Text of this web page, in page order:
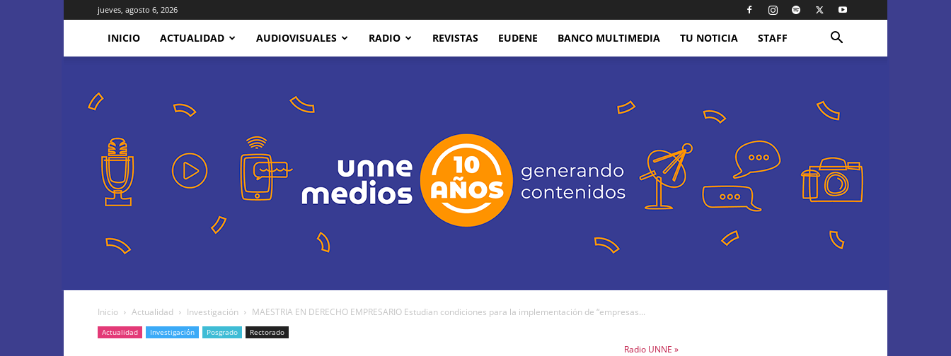
jueves, agosto 6, 2026
INICIO ACTUALIDAD AUDIOVISUALES RADIO REVISTAS EUDENE BANCO MULTIMEDIA TU NOTICIA STAFF
Inicio Actualidad Investigación MAESTRIA EN DERECHO EMPRESARIO Estudian condiciones para la implementación de “empresas...
Actualidad Investigación Posgrado Rectorado
Radio UNNE »